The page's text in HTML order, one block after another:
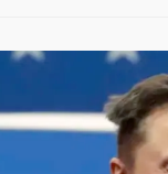
董事人數！辜仲
2檔！今線上預